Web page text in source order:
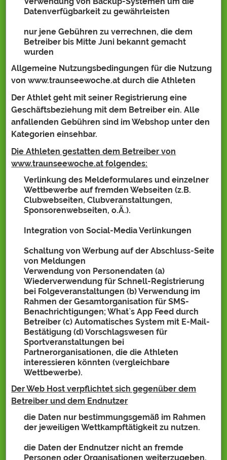
Datenverfügbarkeit zu gewährleisten
nur jene Gebühren zu verrechnen, die dem
Betreiber bis Mitte Juni bekannt gemacht
wurden
Allgemeine Nutzungsbedingungen für die Nutzung
von www.traunseewoche.at durch die Athleten
Der Athlet geht mit seiner Registrierung eine
Geschäftsbeziehung mit dem Betreiber ein. Alle
anfallenden Gebühren sind im Webshop unter den
Kategorien einsehbar.
Die Athleten gestatten dem Betreiber von
www.traunseewoche.at folgendes:
Verlinkung des Meldeformulares und einzelner
Wettbewerbe auf fremden Webseiten (z.B.
Clubwebseiten, Clubveranstaltungen,
Sponsorenwebseiten, o.Ä.).
Integration von Social-Media Verlinkungen
Schaltung von Werbung auf der Abschluss-Seite
von Meldungen
Verwendung von Personendaten (a)
Wiederverwendung für Schnell-Registrierung
bei Folgeveranstaltungen (b) Verwendung im
Rahmen der Gesamtorganisation für SMS-
Benachrichtigungen; What`s App Feed durch
Betreiber (c) Automatisches System mit E-Mail-
Bestätigung (d) Vorschlagswesen für
Sportveranstaltungen bei
Partnerorganisationen, die die Athleten
interessieren könnten (vergleichbare
Wettbewerbe).
Der Web Host verpflichtet sich gegenüber dem
Betreiber und dem Endnutzer
die Daten nur bestimmungsgemäß im Rahmen
der jeweiligen Wettkampftätigkeit zu nutzen.
die Daten der Endnutzer nicht an fremde
Personen oder Organisationen weiterzugeben.